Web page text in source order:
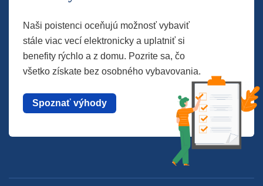
Naši poistenci oceňujú možnosť vybaviť
stále viac vecí elektronicky a uplatniť si
benefity rýchlo a z domu. Pozrite sa, čo
všetko získate bez osobného vybavovania.
Spoznať výhody